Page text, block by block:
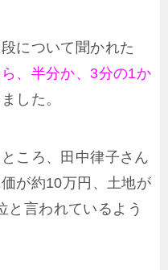
について聞かれた
、半分か、3分の1か
した。
ころ、田中律子さん
が約10万円、土地が
と言われているよう